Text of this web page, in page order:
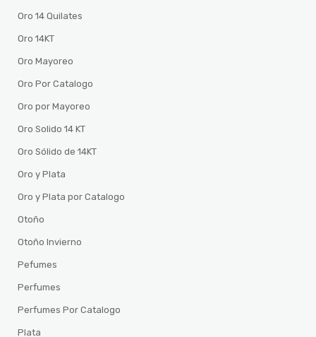
Oro 14 Quilates
Oro 14KT
Oro Mayoreo
Oro Por Catalogo
Oro por Mayoreo
Oro Solido 14 KT
Oro Sólido de 14KT
Oro y Plata
Oro y Plata por Catalogo
Otoño
Otoño Invierno
Pefumes
Perfumes
Perfumes Por Catalogo
Plata